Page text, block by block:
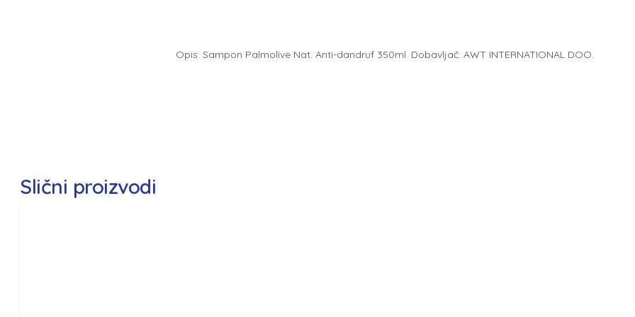
Opis: Sampon Palmolive Nat. Anti-dandruf 350ml. Dobavljač: AWT INTERNATIONAL DOO.
Slični proizvodi